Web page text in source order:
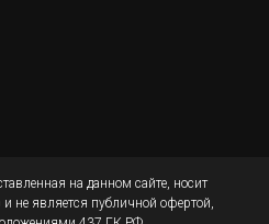
на данном сайте, носит
не является публичной офертой,